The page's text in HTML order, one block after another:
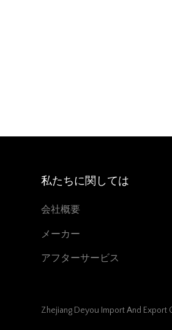
私たちに関しては
会社概要
メーカー
アフターサービス
Zhejiang Deyou Import And Export